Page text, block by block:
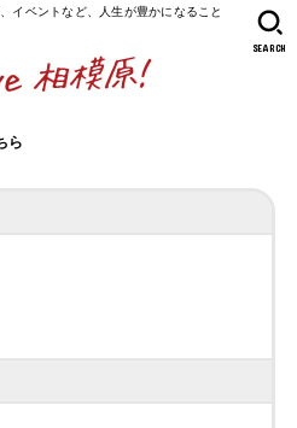
イベントなど、人生が豊かになること
ら
SEARCH